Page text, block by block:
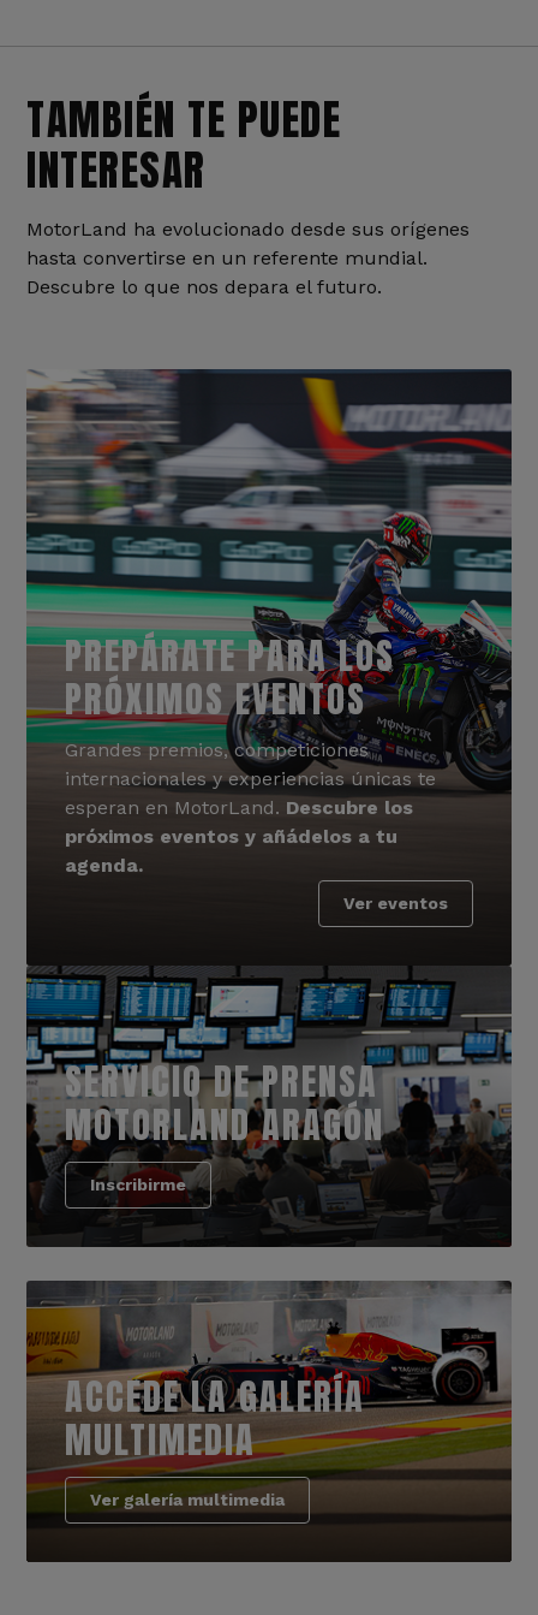
TAMBIÉN TE PUEDE
INTERESAR
MotorLand ha evolucionado desde sus orígenes
hasta convertirse en un referente mundial.
Descubre lo que nos depara el futuro.
PREPÁRATE PARA LOS
PRÓXIMOS EVENTOS
Grandes premios, competiciones
internacionales y experiencias únicas te
esperan en MotorLand. Descubre los
próximos eventos y añádelos a tu
agenda.
Ver eventos
SERVICIO DE PRENSA
MOTORLAND ARAGÓN
Inscribirme
ACCEDE LA GALERÍA
MULTIMEDIA
Ver galería multimedia